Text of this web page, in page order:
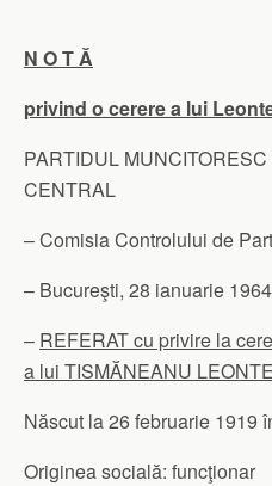
N O T Ă
privind o cerere a lui
PARTIDUL
CENTRAL
– Comisia Controlului de
– Bucureşti, 28 ianuarie 1964
– REFERAT cu privire la
a lui TISMĂNEANU LEONTE
Născut la 26 februarie 1919
Originea socială: funcţionar